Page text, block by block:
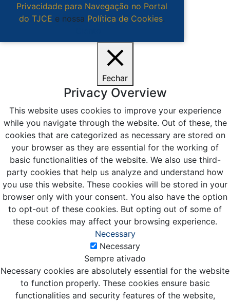
Privacidade para Navegação no Portal
do TJCE e nossa Política de Cookies.
Fechar
Privacy Overview
This website uses cookies to improve your experience
while you navigate through the website. Out of these, the
cookies that are categorized as necessary are stored on
your browser as they are essential for the working of
basic functionalities of the website. We also use third-
party cookies that help us analyze and understand how
you use this website. These cookies will be stored in your
browser only with your consent. You also have the option
to opt-out of these cookies. But opting out of some of
these cookies may affect your browsing experience.
Necessary
Necessary
Sempre ativado
Necessary cookies are absolutely essential for the website
to function properly. These cookies ensure basic
functionalities and security features of the website,